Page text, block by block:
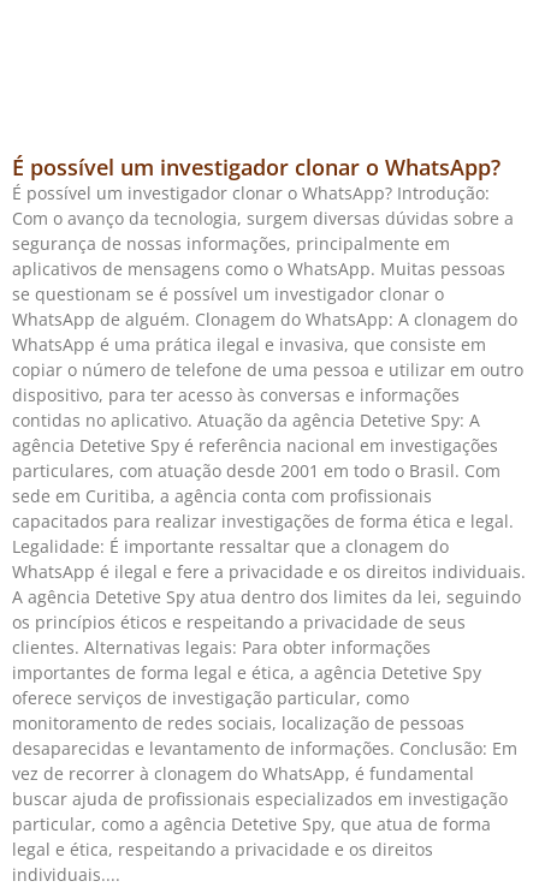
É possível um investigador clonar o WhatsApp?
É possível um investigador clonar o WhatsApp? Introdução:
Com o avanço da tecnologia, surgem diversas dúvidas sobre a
segurança de nossas informações, principalmente em
aplicativos de mensagens como o WhatsApp. Muitas pessoas
se questionam se é possível um investigador clonar o
WhatsApp de alguém. Clonagem do WhatsApp: A clonagem do
WhatsApp é uma prática ilegal e invasiva, que consiste em
copiar o número de telefone de uma pessoa e utilizar em outro
dispositivo, para ter acesso às conversas e informações
contidas no aplicativo. Atuação da agência Detetive Spy: A
agência Detetive Spy é referência nacional em investigações
particulares, com atuação desde 2001 em todo o Brasil. Com
sede em Curitiba, a agência conta com profissionais
capacitados para realizar investigações de forma ética e legal.
Legalidade: É importante ressaltar que a clonagem do
WhatsApp é ilegal e fere a privacidade e os direitos individuais.
A agência Detetive Spy atua dentro dos limites da lei, seguindo
os princípios éticos e respeitando a privacidade de seus
clientes. Alternativas legais: Para obter informações
importantes de forma legal e ética, a agência Detetive Spy
oferece serviços de investigação particular, como
monitoramento de redes sociais, localização de pessoas
desaparecidas e levantamento de informações. Conclusão: Em
vez de recorrer à clonagem do WhatsApp, é fundamental
buscar ajuda de profissionais especializados em investigação
particular, como a agência Detetive Spy, que atua de forma
legal e ética, respeitando a privacidade e os direitos
individuais.